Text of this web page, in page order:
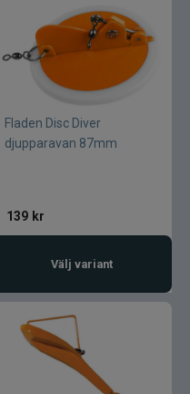
Fladen Disc Diver
djupparavan 87mm
139 kr
Välj variant